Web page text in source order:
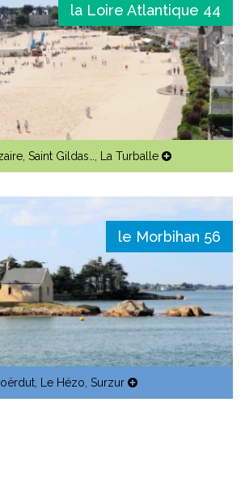
la Loire Atlantique 44
Saint Gildas… La Turballe
le Morbihan 56
Le Hézo Surzur